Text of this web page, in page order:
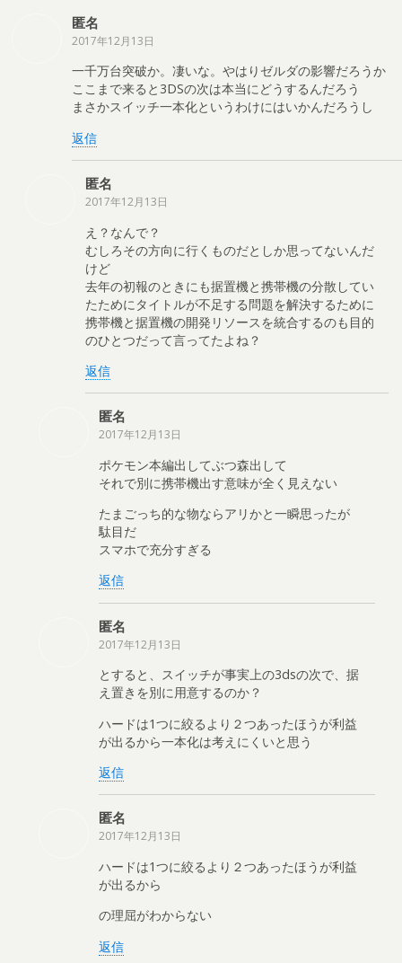
匿名
2017年12月13日
一千万台突破か。凄いな。やはりゼルダの影響だろうか
ここまで来ると3DSの次は本当にどうするんだろう
まさかスイッチ一本化というわけにはいかんだろうし
返信
匿名
2017年12月13日
え？なんで？
むしろその方向に行くものだとしか思ってないんだ
けど
去年の初報のときにも据置機と携帯機の分散してい
たためにタイトルが不足する問題を解決するために
携帯機と据置機の開発リソースを統合するのも目的
のひとつだって言ってたよね？
返信
匿名
2017年12月13日
ポケモン本編出してぶつ森出して
それで別に携帯機出す意味が全く見えない
たまごっち的な物ならアリかと一瞬思ったが
駄目だ
スマホで充分すぎる
返信
匿名
2017年12月13日
とすると、スイッチが事実上の3dsの次で、据
え置きを別に用意するのか？
ハードは1つに絞るより２つあったほうが利益
が出るから一本化は考えにくいと思う
返信
匿名
2017年12月13日
ハードは1つに絞るより２つあったほうが利益
が出るから
の理屈がわからない
返信